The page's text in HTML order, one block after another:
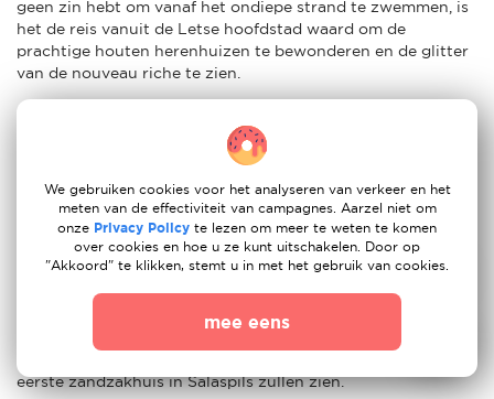
geen zin hebt om vanaf het ondiepe strand te zwemmen, is
het de reis vanuit de Letse hoofdstad waard om de
prachtige houten herenhuizen te bewonderen en de glitter
van de nouveau riche te zien.
het is ook de beste tijd van het jaar om te zwemmen. Het
land heeft de langste zandstranden van Europa en een
populaire plek is het pittoreske strand bij Kaap Kolka, waar
de Baltische Zee en de Golf van Riga samenkomen.
Andere topbestemmingen voor expats in Salaspils zijn Livu
Aquapark, een van de grootste waterpretparken in Noord-
Europa, en Tarzans, een enorm avonturenpark in Sigulda.
Expatouders met kinderen die van dieren houden, kunnen
eerste zandzakhuis in Salaspils zullen zien.
We gebruiken cookies voor het analyseren van verkeer en het
meten van de effectiviteit van campagnes. Aarzel niet om
onze Privacy Policy te lezen om meer te weten te komen
over cookies en hoe u ze kunt uitschakelen. Door op
"Akkoord" te klikken, stemt u in met het gebruik van cookies.
mee eens